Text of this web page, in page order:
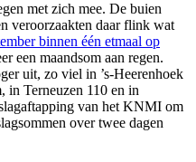
met zich mee. De buien
veroorzaakten daar flink wat
binnen één etmaal op
een maandsom aan regen.
uit, zo viel in ’s-Heerenhoek
in Terneuzen 110 en in
van het KNMI om
over twee dagen